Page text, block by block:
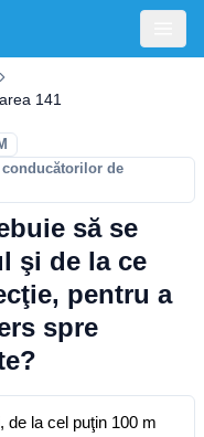
141
de
să se
şi de la ce
pentru a
spre
de la cel puţin 100 m